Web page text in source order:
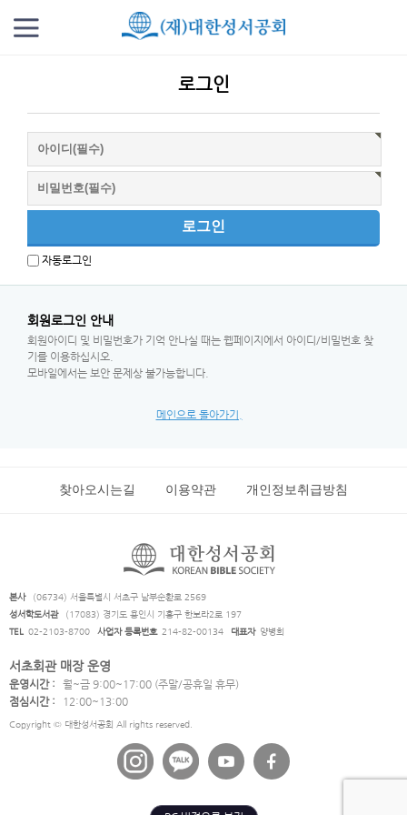
로그인
자동로그인
회원로그인 안내
회원아이디 및 비밀번호가 기억 안나실 때는 웹페이지에서 아이디/비밀번호 찾
기를 이용하십시오.
모바일에서는 보안 문제상 불가능합니다.
메인으로 돌아가기.
찾아오시는길 이용약관 개인정보취급방침
본사
(06734) 서울특별시 서초구 남부순환로 2569
성서학도서관
(17083) 경기도 용인시 기흥구 한보라2로 197
TEL 02-2103-8700 사업자 등록번호 214-82-00134 대표자 양병희
서초회관 매장 운영
운영시간 :
월~금 9:00~17:00 (주말/공휴일 휴무)
점심시간 :
12:00~13:00
Copyright © 대한성서공회 All rights reserved.